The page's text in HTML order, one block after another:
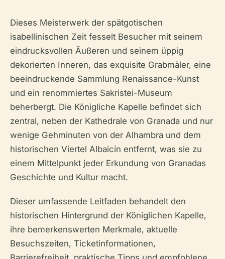
Dieses Meisterwerk der spätgotischen
isabellinischen Zeit fesselt Besucher mit seinem
eindrucksvollen Äußeren und seinem üppig
dekorierten Inneren, das exquisite Grabmäler, eine
beeindruckende Sammlung Renaissance-Kunst
und ein renommiertes Sakristei-Museum
beherbergt. Die Königliche Kapelle befindet sich
zentral, neben der Kathedrale von Granada und nur
wenige Gehminuten von der Alhambra und dem
historischen Viertel Albaicín entfernt, was sie zu
einem Mittelpunkt jeder Erkundung von Granadas
Geschichte und Kultur macht.
Dieser umfassende Leitfaden behandelt den
historischen Hintergrund der Königlichen Kapelle,
ihre bemerkenswerten Merkmale, aktuelle
Besuchszeiten, Ticketinformationen,